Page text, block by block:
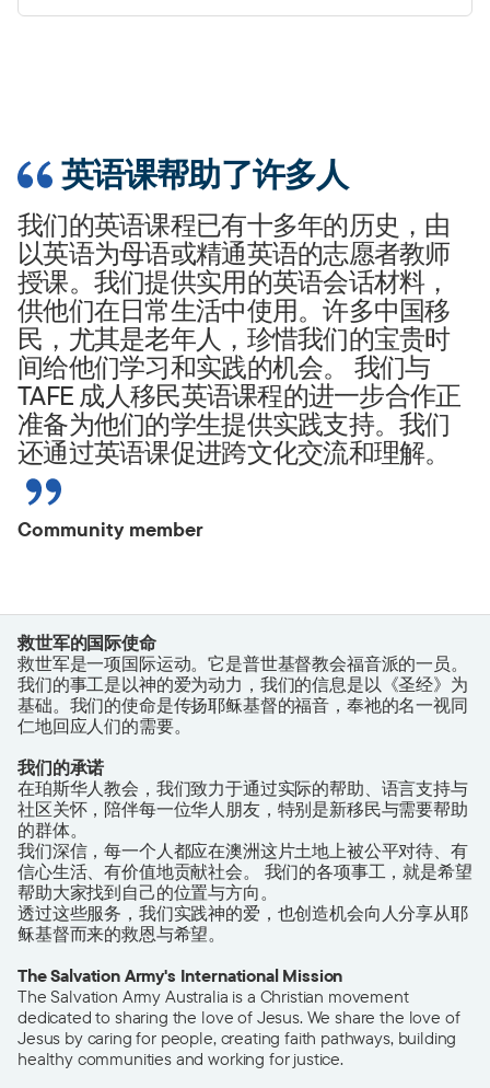
英语课帮助了许多人
我们的英语课程已有十多年的历史，由
以英语为母语或精通英语的志愿者教师
授课。我们提供实用的英语会话材料，
供他们在日常生活中使用。许多中国移
民，尤其是老年人，珍惜我们的宝贵时
间给他们学习和实践的机会。 我们与
TAFE 成人移民英语课程的进一步合作正
准备为他们的学生提供实践支持。我们
还通过英语课促进跨文化交流和理解。
Community member
救世军的国际使命
救世军是一项国际运动。它是普世基督教会福音派的一员。
我们的事工是以神的爱为动力，我们的信息是以《圣经》为
基础。我们的使命是传扬耶稣基督的福音，奉祂的名一视同
仁地回应人们的需要。
我们的承诺
在珀斯华人教会，我们致力于通过实际的帮助、语言支持与
社区关怀，陪伴每一位华人朋友，特别是新移民与需要帮助
的群体。
我们深信，每一个人都应在澳洲这片土地上被公平对待、有
信心生活、有价值地贡献社会。 我们的各项事工，就是希望
帮助大家找到自己的位置与方向。
透过这些服务，我们实践神的爱，也创造机会向人分享从耶
稣基督而来的救恩与希望。
The Salvation Army's International Mission
The Salvation Army Australia is a Christian movement
dedicated to sharing the love of Jesus. We share the love of
Jesus by caring for people, creating faith pathways, building
healthy communities and working for justice.